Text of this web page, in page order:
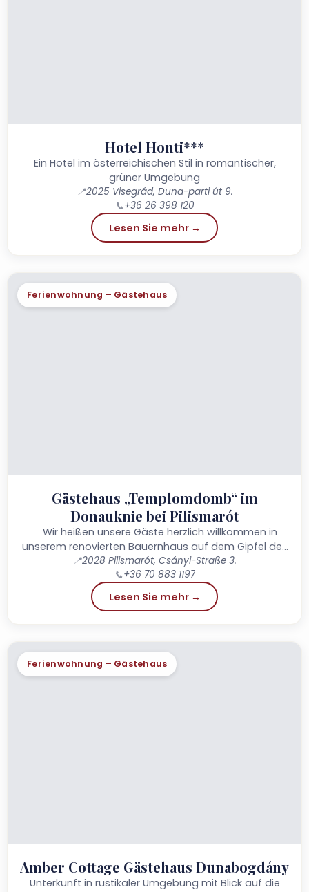
Hotel Honti***
Ein Hotel im österreichischen Stil in romantischer,
grüner Umgebung
📍2025 Visegrád, Duna-parti út 9.
📞+36 26 398 120
Lesen Sie mehr →
Ferienwohnung – Gästehaus
Gästehaus „Templomdomb“ im
Donauknie bei Pilismarót
Wir heißen unsere Gäste herzlich willkommen in
unserem renovierten Bauernhaus auf dem Gipfel des
Reformierten Hügels in Pilismarót, das einen herrlichen
Panoramablick bietet! Der malerischste Ort in
Pilismarót...
📍2028 Pilismarót, Csányi-Straße 3.
📞+36 70 883 1197
Lesen Sie mehr →
Ferienwohnung – Gästehaus
Amber Cottage Gästehaus Dunabogdány
Unterkunft in rustikaler Umgebung mit Blick auf die